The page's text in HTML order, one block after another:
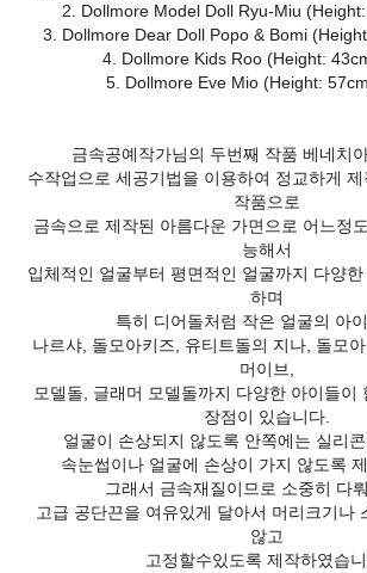
2. Dollmore Model Doll Ryu-Miu
3. Dollmore Dear Doll Popo & Bomi
4. Dollmore Kids Roo (Height:
5. Dollmore Eve Mio (Height:
금속공예작가님의 두번째 작품 베네치
수작업으로 세공기법을 이용하여 정교하게
작품으로
금속으로 제작된 아름다운 가면으로 어느정
능해서
입체적인 얼굴부터 평면적인 얼굴까지 다양
하며
특히 디어돌처럼 작은 얼굴의 아
나르샤, 돌모아키즈, 유티트돌의 지나, 돌모
머이브,
모델돌, 글래머 모델돌까지 다양한 아이들이
장점이 있습니다.
얼굴이 손상되지 않도록 안쪽에는 실리
속눈썹이나 얼굴에 손상이 가지 않도록
그래서 금속재질이므로 소중히 다
고급 공단끈을 여유있게 달아서 머리크기나
않고
고정할수있도록 제작하였습